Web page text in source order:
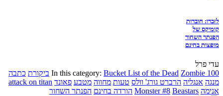
לזכרו: חוברות
קומיקס של
הפנתר השחור
מופצות בחינם
עדי פרל
In this category: Bucket List of the Dead Zombie 100 ביקורת כתבה
מנגה אנגליה הרברט גורג' וולס טעות מחווה מטבע פאונד attack on titan
אנימה
Monster #8 Beastars הורדה בחינם הפנתר השחור